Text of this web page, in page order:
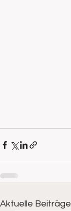
Aktuelle Beiträge